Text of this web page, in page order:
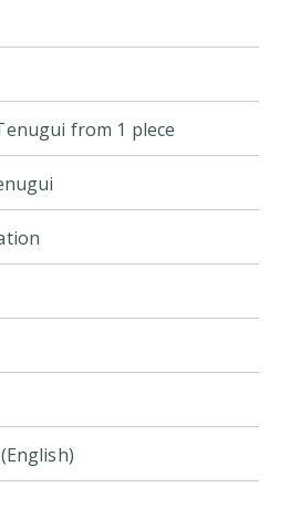
from 1 plece